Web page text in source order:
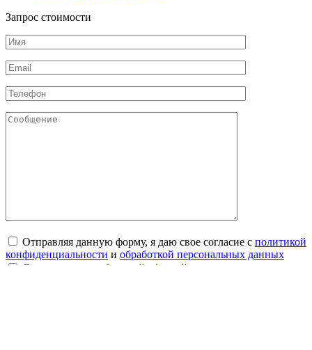
Запрос стоимости
Отправляя данную форму, я даю свое согласие с политикой
конфиденциальности и обработкой персональных данных
Соглашаюсь с
публичной офертой